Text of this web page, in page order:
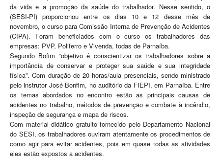
da vida e a promoção da saúde do trabalhador. Nesse sentido, o
(SESI-PI) proporcionou entre os dias 10 e 12 desse mês de
novembro, o curso para Comissão Interna de Prevenção de Acidentes
(CIPA). Foram beneficiados com o curso os trabalhadores das
empresas: PVP, Poliferro e Vivenda, todas de Parnaíba.
Segundo Bofim “objetivo é conscientizar os trabalhadores sobre a
importância de conservar e proteger sua saúde e sua integridade
física”. Com duração de 20 horas/aula presenciais, sendo ministrado
pelo instrutor José Bonfim, no auditório da FIEPI, em Parnaíba. Entre
os temas abordados no encontro estão as principais causas de
acidentes no trabalho, métodos de prevenção e combate à incêndio,
inspeção de segurança e mapa de riscos.
Com material didático gratuito fornecido pelo Departamento Nacional
do SESI, os trabalhadores ouviram atentamente os procedimentos de
como agir para evitar acidentes, pois em quase todas as atividades
eles estão expostos a acidentes.